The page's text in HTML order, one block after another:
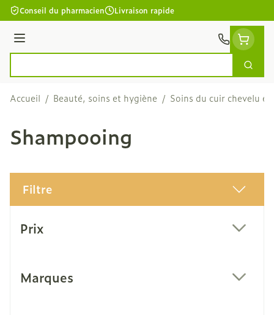
Aller au contenu
Conseil du pharmacien Livraison rapide
Menu
Accueil / Beauté, soins et hygiène / Soins du cuir chevelu et
Shampooing
Filtre
Prix
Marques